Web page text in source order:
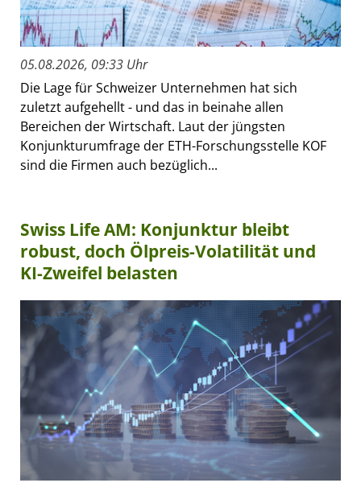
05.08.2026, 09:33 Uhr
Die Lage für Schweizer Unternehmen hat sich
zuletzt aufgehellt - und das in beinahe allen
Bereichen der Wirtschaft. Laut der jüngsten
Konjunkturumfrage der ETH-Forschungsstelle KOF
sind die Firmen auch bezüglich...
Swiss Life AM: Konjunktur bleibt
robust, doch Ölpreis-Volatilität und
KI-Zweifel belasten